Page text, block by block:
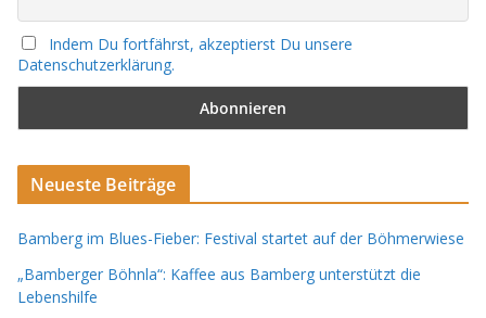
Indem Du fortfährst, akzeptierst Du unsere
Datenschutzerklärung.
Neueste Beiträge
Bamberg im Blues-Fieber: Festival startet auf der Böhmerwiese
„Bamberger Böhnla“: Kaffee aus Bamberg unterstützt die
Lebenshilfe